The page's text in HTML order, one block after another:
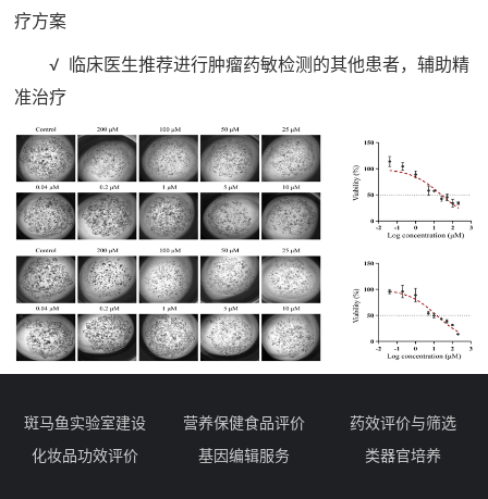
疗方案
√ 临床医生推荐进行肿瘤药敏检测的其他患者，辅助精
准治疗
斑马鱼实验室建设 营养保健食品评价
药效评价与筛选
化妆品功效评价
基因编辑服务 类器官培养